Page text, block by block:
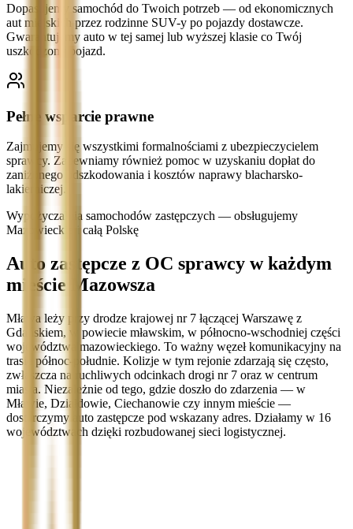
Dopasujemy samochód do Twoich potrzeb — od ekonomicznych
aut miejskich przez rodzinne SUV-y po pojazdy dostawcze.
Gwarantujemy auto w tej samej lub wyższej klasie co Twój
uszkodzony pojazd.
Pełne wsparcie prawne
Zajmujemy się wszystkimi formalnościami z ubezpieczycielem
sprawcy. Zapewniamy również pomoc w uzyskaniu dopłat do
zaniżonego odszkodowania i kosztów naprawy blacharsko-
lakierniczej.
Wypożyczalnia samochodów zastępczych — obsługujemy
Mazowieckie i całą Polskę
Auto zastępcze z OC sprawcy w każdym
mieście Mazowsza
Mława leży przy drodze krajowej nr 7 łączącej Warszawę z
Gdańskiem, w powiecie mławskim, w północno-wschodniej części
województwa mazowieckiego. To ważny węzeł komunikacyjny na
trasie północ-południe. Kolizje w tym rejonie zdarzają się często,
zwłaszcza na ruchliwych odcinkach drogi nr 7 oraz w centrum
miasta. Niezależnie od tego, gdzie doszło do zdarzenia — w
Mławie, Działdowie, Ciechanowie czy innym mieście —
dostarczymy auto zastępcze pod wskazany adres. Działamy w 16
województwach dzięki rozbudowanej sieci logistycznej.